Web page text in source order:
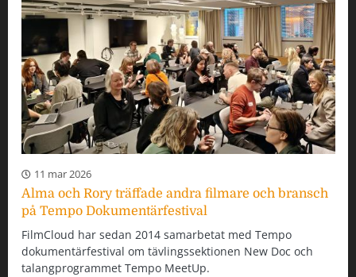
11 mar 2026
Alma och Rory träffade andra filmare och bransch
på Tempo Dokumentärfestival
FilmCloud har sedan 2014 samarbetat med Tempo
dokumentärfestival om tävlingssektionen New Doc och
talangprogrammet Tempo MeetUp.